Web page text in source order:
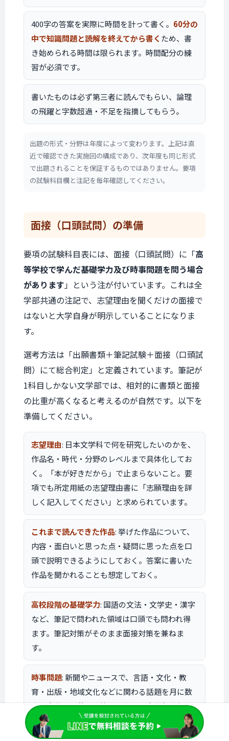
400字の答案を実際に時間を計って書く。 60分の
中で知識問題と読解を終えてから書く ため、書
き始められる時間は限られます。時間配分の練
習が必須です。
書いたものは必ず第三者に読んでもらい、論理
の飛躍と字数超過・不足を指摘してもらう。
出題の形式・分野は年度によって変わります。上記は直
近で確認できた実施回の構成であり、次年度も同じ形式
で出題されることを保証するものではありません。要項
の試験科目欄と注記を毎年確認してください。
面接（口頭試問）の準備
要項の試験科目表には、面接（口頭試問）に「高
等学校で学んだ基礎学力及び時事問題を問う場合
があります」という注が付いています。これは全
学部共通の注記で、志望理由を聞くだけの面接で
はないと大学自身が明示していることになりま
す。
選考方法は「出願書類＋筆記試験＋面接（口頭試
問）にて総合判定」と定義されています。筆記が
1科目しかない文学部では、相対的に書類と面接
の比重が高くなると考えるのが自然です。以下を
準備してください。
志望理由: 日本文学科で何を研究したいのかを、
作品名・時代・分野のレベルまで具体化してお
く。「本が好きだから」で止まらないこと。要
項でも所定用紙の志望理由書に「志願理由を詳
しく記入してください」と求められています。
これまで読んできた作品: 挙げた作品について、
内容・面白いと思った点・疑問に思った点を口
頭で説明できるようにしておく。答案に書いた
作品を聞かれることも想定しておく。
高校段階の基礎学力: 国語の文法・文学史・漢字
など、筆記で問われた領域は口頭でも問われ得
ます。筆記対策がそのまま面接対策を兼ねま
す。
時事問題: 新聞やニュースで、言語・文化・教
育・出版・地域文化などに関わる話題を月に数
本、自分の言葉で要約しておく。文学部志望ら
しい関心の方向で拾うのが現実的です。